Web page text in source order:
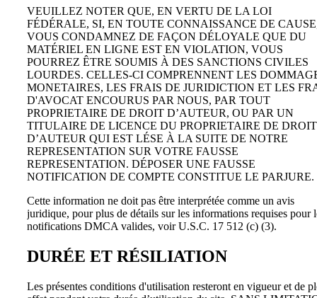
VEUILLEZ NOTER QUE, EN VERTU DE LA LOI
FÉDÉRALE, SI, EN TOUTE CONNAISSANCE DE
VOUS CONDAMNEZ DE FAÇON DÉLOYALE QUE DU
MATÉRIEL EN LIGNE EST EN VIOLATION, VOUS
POURREZ ÊTRE SOUMIS À DES SANCTIONS CIVILES
LOURDES. CELLES-CI COMPRENNENT LES
MONETAIRES, LES FRAIS DE JURIDICTION ET LES
D'AVOCAT ENCOURUS PAR NOUS, PAR TOUT
PROPRIETAIRE DE DROIT D’AUTEUR, OU PAR UN
TITULAIRE DE LICENCE DU PROPRIETAIRE DE DROIT
D’AUTEUR QUI EST LÉSE À LA SUITE DE NOTRE
REPRESENTATION SUR VOTRE FAUSSE
REPRESENTATION. DÉPOSER UNE FAUSSE
NOTIFICATION DE COMPTE CONSTITUE LE PARJURE.
Cette information ne doit pas être interprétée comme un avis
juridique, pour plus de détails sur les informations requises pour
notifications DMCA valides, voir U.S.C. 17 512 (c) (3).
DURÉE ET RÉSILIATION
Les présentes conditions d'utilisation resteront en vigueur et de